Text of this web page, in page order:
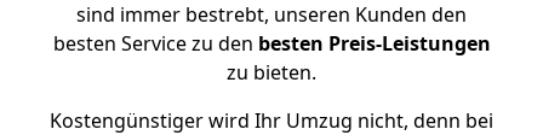
sind immer bestrebt, unseren Kunden den
besten Service zu den besten Preis-Leistungen
zu bieten.
Kostengünstiger wird Ihr Umzug nicht, denn bei